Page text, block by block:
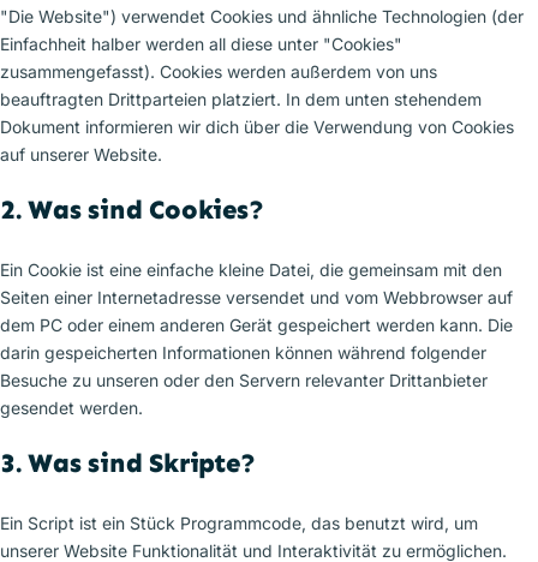
"Die Website") verwendet Cookies und ähnliche Technologien (der
Einfachheit halber werden all diese unter "Cookies"
zusammengefasst). Cookies werden außerdem von uns
beauftragten Drittparteien platziert. In dem unten stehendem
Dokument informieren wir dich über die Verwendung von Cookies
auf unserer Website.
2. Was sind Cookies?
Ein Cookie ist eine einfache kleine Datei, die gemeinsam mit den
Seiten einer Internetadresse versendet und vom Webbrowser auf
dem PC oder einem anderen Gerät gespeichert werden kann. Die
darin gespeicherten Informationen können während folgender
Besuche zu unseren oder den Servern relevanter Drittanbieter
gesendet werden.
3. Was sind Skripte?
Ein Script ist ein Stück Programmcode, das benutzt wird, um
unserer Website Funktionalität und Interaktivität zu ermöglichen.